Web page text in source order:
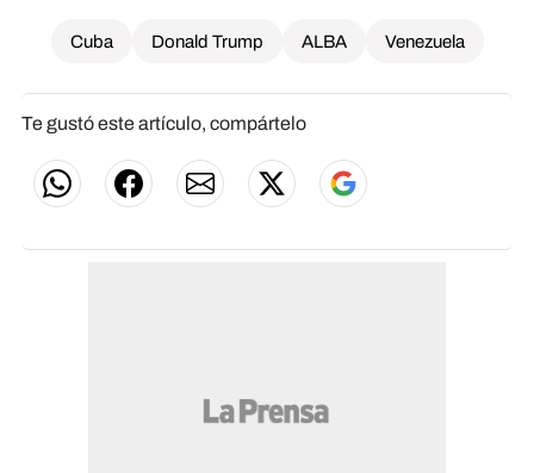
Cuba Donald Trump ALBA Venezuela
Te gustó este artículo, compártelo